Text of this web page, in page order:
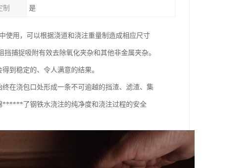
制 是
使用，可以根据浇道和浇注重量制造成相应尺寸
捕捉吸附有效去除氧化夹杂和其他非金属夹杂。
到稳定的、令人满意的结果。
在浇包口处形成一条不可逾越的挡渣、滤渣、集
******了钢铁水浇注的纯净度和浇注过程的安全